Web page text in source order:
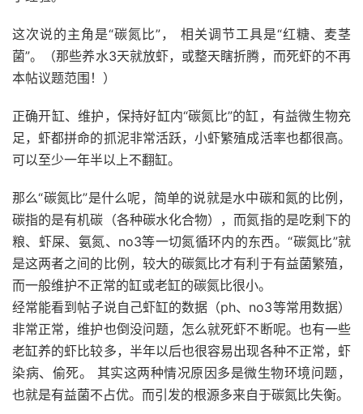
这次说的主角是“碳氮比”， 相关调节工具是“红糖、麦茎
菌”。（那些养水3天就放虾，或整天瞎折腾，而死虾的不再
本帖议题范围！）
正确开缸、维护，保持好缸内“碳氮比”的缸，有益微生物充
足，虾都拼命的抓泥非常活跃，小虾繁殖成活率也都很高。
可以至少一年半以上不翻缸。
那么“碳氮比”是什么呢，简单的说就是水中碳和氮的比例，
碳指的是有机碳（各种碳水化合物），而氮指的是吃剩下的
粮、虾屎、氨氮、no3等一切氮循环内的东西。“碳氮比”就
是这两者之间的比例，较大的碳氮比才有利于有益菌繁殖，
而一般维护不正常的缸或老缸的碳氮比很小。
经常能看到帖子说自己虾缸的数据（ph、no3等常用数据）
非常正常，维护也倒没问题，怎么就死虾不断呢。也有一些
老缸养的虾比较多，半年以后也很容易出现各种不正常，虾
染病、偷死。 其实这两种情况原因多是微生物环境问题，
也就是有益菌不占优。而引发的根源多来自于碳氮比失衡。